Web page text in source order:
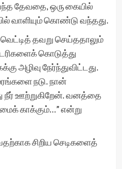
வந்த தேவதை, ஒரு கையில்
வாளியும் கொண்டு வந்தது.
தவறு செய்ததாலும்
கொடுத்து
அழிவு நேர்ந்துவிட்டது.
நடு. நான்
நீர் ஊற்றுகிறேன். வனத்தை
காக்கும்…” என்று
சிறிய செடிகளைத்